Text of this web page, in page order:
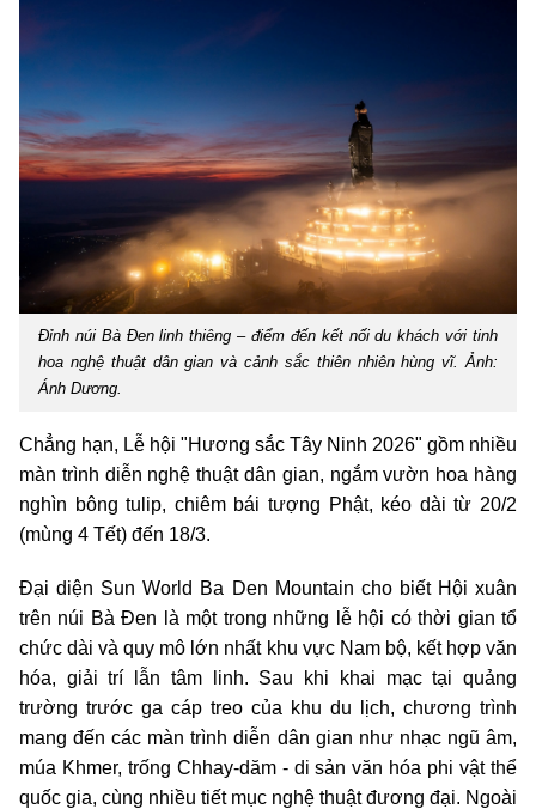
Đỉnh núi Bà Đen linh thiêng – điểm đến kết nối du khách với tinh
hoa nghệ thuật dân gian và cảnh sắc thiên nhiên hùng vĩ. Ảnh:
Ánh Dương.
Chẳng hạn, Lễ hội "Hương sắc Tây Ninh 2026" gồm nhiều
màn trình diễn nghệ thuật dân gian, ngắm vườn hoa hàng
nghìn bông tulip, chiêm bái tượng Phật, kéo dài từ 20/2
(mùng 4 Tết) đến 18/3.
Đại diện Sun World Ba Den Mountain cho biết Hội xuân
trên núi Bà Đen là một trong những lễ hội có thời gian tổ
chức dài và quy mô lớn nhất khu vực Nam bộ, kết hợp văn
hóa, giải trí lẫn tâm linh. Sau khi khai mạc tại quảng
trường trước ga cáp treo của khu du lịch, chương trình
mang đến các màn trình diễn dân gian như nhạc ngũ âm,
múa Khmer, trống Chhay-dăm - di sản văn hóa phi vật thể
quốc gia, cùng nhiều tiết mục nghệ thuật đương đại. Ngoài